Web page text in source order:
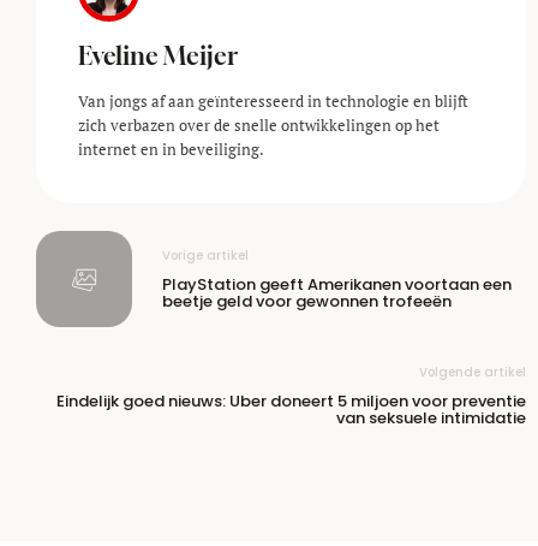
Eveline Meijer
Van jongs af aan geïnteresseerd in technologie en blijft
zich verbazen over de snelle ontwikkelingen op het
internet en in beveiliging.
Vorige artikel
PlayStation geeft Amerikanen voortaan een
beetje geld voor gewonnen trofeeën
Volgende artikel
Eindelijk goed nieuws: Uber doneert 5 miljoen voor preventie
van seksuele intimidatie